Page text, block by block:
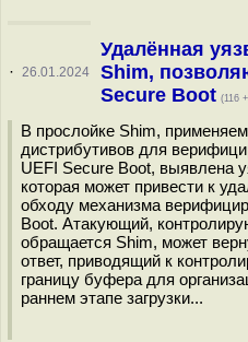
· 26.01.2024
Удалённая
Shim,
Secure Boot (116
В прослойке Shim,
дистрибутивов для
UEFI Secure Boot, выявлена
которая может привести к
обходу механизма
Boot. Атакующий,
обращается Shim, может
ответ, приводящий к
границу буфера для
раннем этапе загрузки...